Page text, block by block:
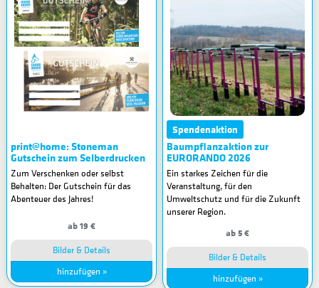
print@home: Stoneman
Gutschein zum Selberdrucken
Zum Verschenken oder selbst
Behalten: Der Gutschein für das
Abenteuer des Jahres!
ab 19 €
Bilder & Details
hinzufügen »
Spendenaktion
Baumpflanzaktion zur
EURORANDO 2026
Ein starkes Zeichen für die
Veranstaltung, für den
Umweltschutz und für die Zukunft
unserer Region.
ab 5 €
Bilder & Details
hinzufügen »